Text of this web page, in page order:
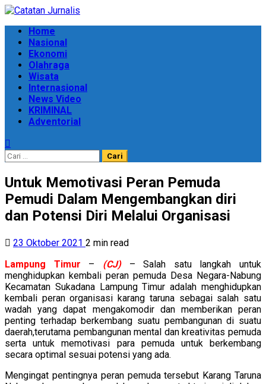
Skip
content
Primary
Menu
Home
Nasional
Ekonomi
Olahraga
Wisata
Internasional
News Video
KRIMINAL
Adventorial
Cari
untuk:
Untuk Memotivasi Peran Pemuda
Pemudi Dalam Mengembangkan diri
dan Potensi Diri Melalui Organisasi
23 Oktober 2021 2 min read
Lampung
Timur – (CJ)– Salah satu langkah untuk
menghidupkan kembali peran pemuda Desa Negara-Nabung
Kecamatan Sukadana Lampung Timur adalah menghidupkan
kembali peran organisasi karang taruna sebagai salah satu
wadah yang dapat mengakomodir dan memberikan peran
penting terhadap berkembang suatu pembangunan di suatu
daerah,terutama pembangunan mental dan kreativitas pemuda
serta untuk memotivasi para pemuda untuk berkembang
secara optimal sesuai potensi yang ada.
Mengingat pentingnya peran pemuda tersebut Karang Taruna